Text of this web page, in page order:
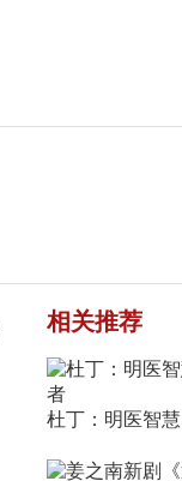
相关推荐
杜丁：明医智